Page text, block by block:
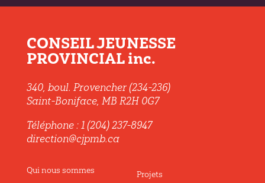
CONSEIL JEUNESSE
PROVINCIAL inc.
340, boul. Provencher (234-236)
Saint-Boniface, MB R2H 0G7
Téléphone : 1 (204) 237-8947
direction@cjpmb.ca
Qui nous sommes Projets